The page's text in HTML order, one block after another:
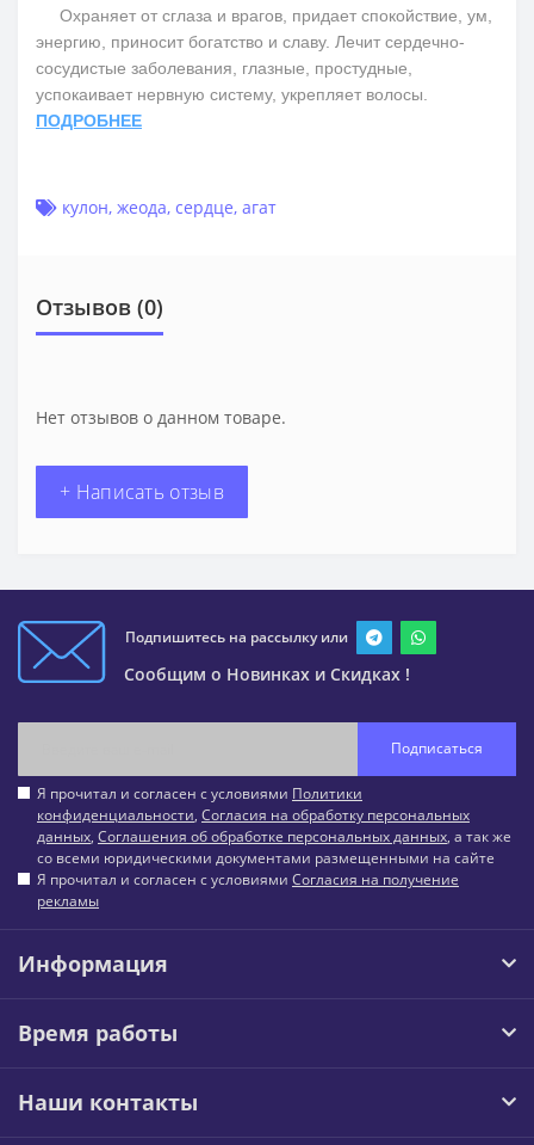
Охраняет от сглаза и врагов, придает спокойствие, ум,
энергию, приносит богатство и славу. Лечит сердечно-
сосудистые заболевания, глазные, простудные,
успокаивает нервную систему, укрепляет волосы.
ПОДРОБНЕЕ
кулон, жеода, сердце, агат
Отзывов (0)
Нет отзывов о данном товаре.
+ Написать отзыв
Подпишитесь на рассылку или
Сообщим о Новинках и Скидках !
Подписаться
Я прочитал и согласен с условиями Политики
конфиденциальности, Согласия на обработку персональных
данных, Соглашения об обработке персональных данных, а так же
со всеми юридическими документами размещенными на сайте
Я прочитал и согласен с условиями Согласия на получение
рекламы
Информация
Время работы
Наши контакты